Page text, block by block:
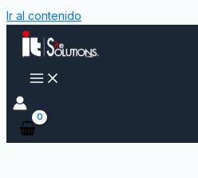
Ir al contenido